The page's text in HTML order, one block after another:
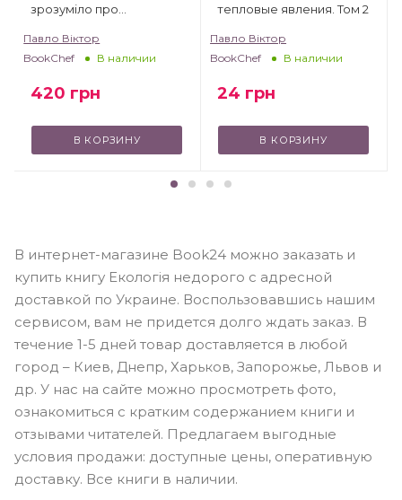
зрозуміло про
Павло Віктор
BookChef
В наличии
420 грн
В КОРЗИНУ
тепловые явления. Том 2
Павло Віктор
BookChef
В наличии
24 грн
В КОРЗИНУ
В интернет-магазине Book24 можно заказать и
купить книгу Екологія недорого с адресной
доставкой по Украине. Воспользовавшись нашим
сервисом, вам не придется долго ждать заказ. В
течение 1-5 дней товар доставляется в любой
город – Киев, Днепр, Харьков, Запорожье, Львов и
др. У нас на сайте можно просмотреть фото,
ознакомиться с кратким содержанием книги и
отзывами читателей. Предлагаем выгодные
условия продажи: доступные цены, оперативную
доставку. Все книги в наличии.